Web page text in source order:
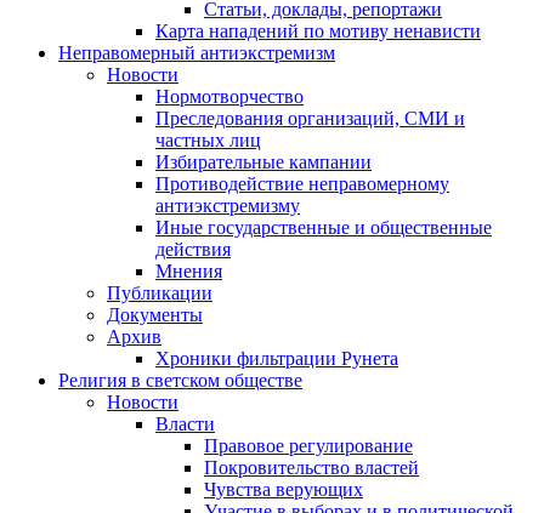
Статьи, доклады, репортажи
Карта нападений по мотиву ненависти
Неправомерный антиэкстремизм
Новости
Нормотворчество
Преследования организаций, СМИ и
частных лиц
Избирательные кампании
Противодействие неправомерному
антиэкстремизму
Иные государственные и общественные
действия
Мнения
Публикации
Документы
Архив
Хроники фильтрации Рунета
Религия в светском обществе
Новости
Власти
Правовое регулирование
Покровительство властей
Чувства верующих